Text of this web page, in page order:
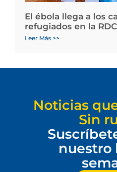
El ébola llega a los
refugiados en la RDC
Leer Más >>
Noticias
Sin
nuestro